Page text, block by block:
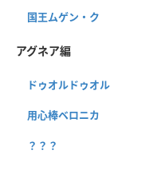
国王ムゲン・ク
アグネア編
ドゥオルドゥオル
用心棒ベロニカ
？？？